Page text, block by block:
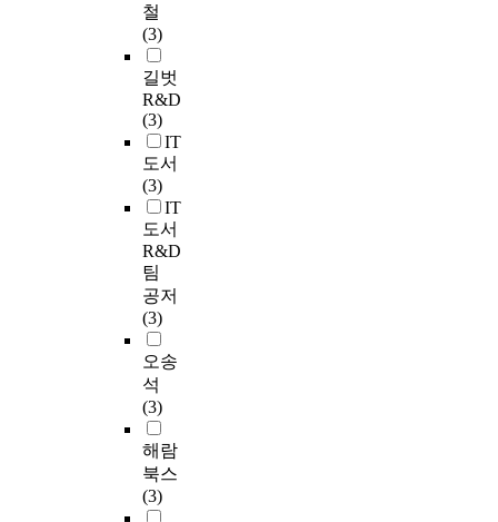
철
(3)
길벗
R&D
(3)
IT
도서
(3)
IT
도서
R&D
팀
공저
(3)
오송
석
(3)
해람
북스
(3)